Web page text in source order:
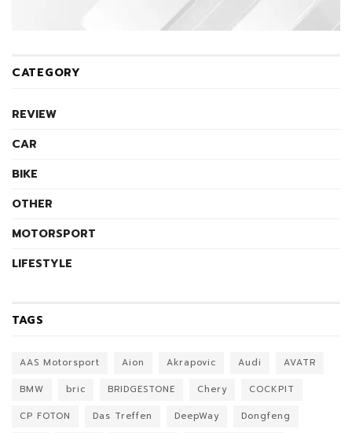
CATEGORY
REVIEW
CAR
BIKE
OTHER
MOTORSPORT
LIFESTYLE
TAGS
AAS Motorsport Aion Akrapovic Audi
AVATR
BMW
bric BRIDGESTONE Chery
COCKPIT
CP FOTON
Das Treffen DeepWay
Dongfeng